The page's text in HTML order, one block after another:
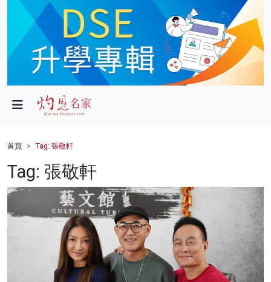
政局
財經
健康
商業
首頁 Tag: 張敬軒
Tag: 張敬軒